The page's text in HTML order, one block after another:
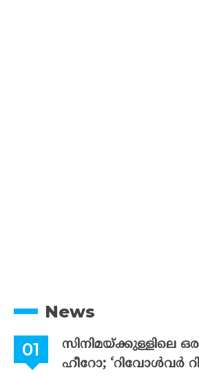
News
സിനിമയ്ക്കുള്ളിലെ
ഹീറോ; ‘റിവോൾവർ